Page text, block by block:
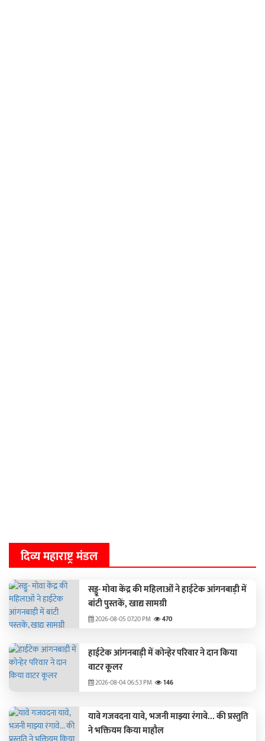
दिव्य महाराष्ट्र मंडल
सड्डू- मोवा केंद्र की महिलाओं ने हाईटेक आंगनबाड़ी में
बांटी पुस्‍तकें, खाद्य सामग्री
2026-08-05 07:20 PM 470
हाईटेक आंगनबाड़ी में कोन्हेर परिवार ने दान किया
वाटर कूलर
2026-08-04 06:53 PM 146
यावे गजवदना यावे, भजनी माझ्या रंगावे... की प्रस्तुति
ने भक्तियम किया माहौल